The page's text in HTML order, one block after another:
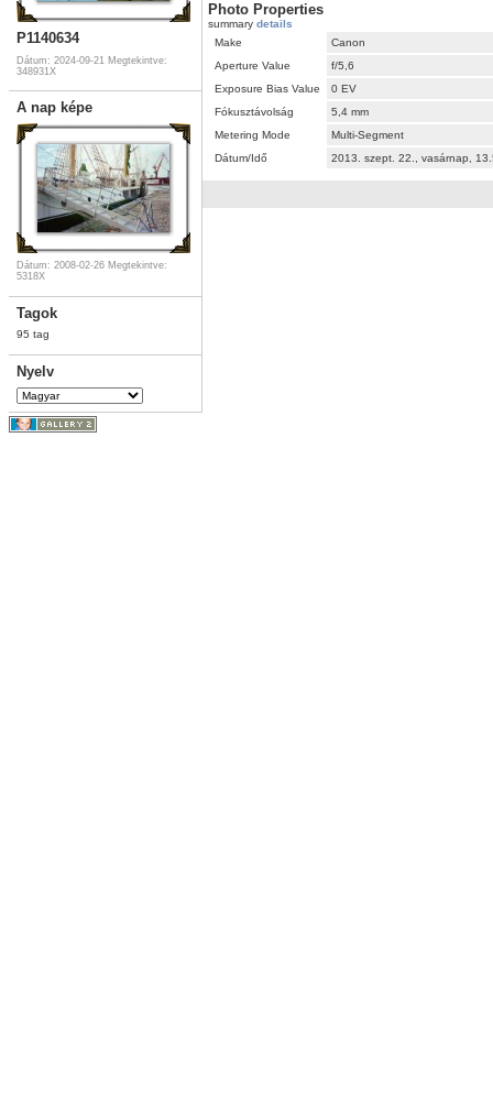
P1140634
Dátum: 2024-09-21 Megtekintve:
348931X
A nap képe
Dátum: 2008-02-26 Megtekintve:
5318X
Tagok
95 tag
Nyelv
Photo Properties
summary details
Make
Canon
Aperture Value
f/5,6
Exposure Bias Value
0 EV
Fókusztávolság
5,4 mm
Metering Mode
Multi-Segment
Dátum/Idő
2013. szept. 22., vasárnap,